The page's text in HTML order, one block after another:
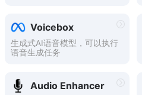
Voicebox
生成式AI语音模型，可以执行
语音生成任务
Audio Enhancer